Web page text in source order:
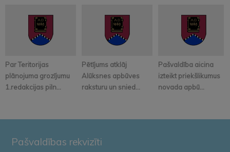
Par Teritorijas
plānojuma grozījumu
1.redakcijas piln...
Pētījums atklāj
Alūksnes apbūves
raksturu un snied...
Pašvaldība aicina
izteikt priekšlikumus
novada apbū...
Pašvaldības rekvizīti